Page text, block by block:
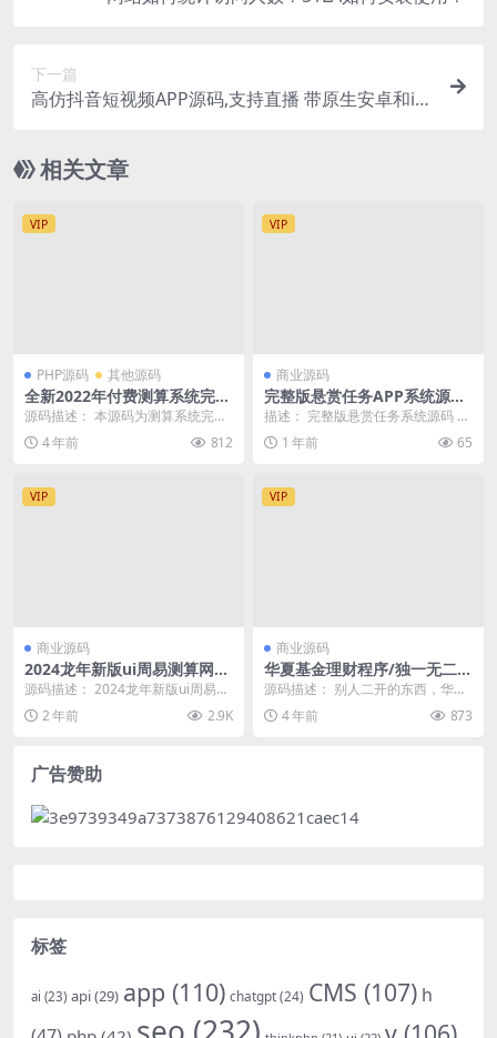
下一篇
高仿抖音短视频APP源码,支持直播 带原生安卓和io
相关文章
VIP
PHP源码 其他源码
全新2022年付费测算系统完整
版/完美对接支付结算
源码描述： 本源码为测算系统完整
版，为网友提供的娱乐信息服务！
站长安装本源码后...
4 年前 812
VIP
商业源码
完整版悬赏任务APP系统源码
带视频教程
描述： 完整版悬赏任务系统源码 带
视频教程 前端uniapp 后端PHP 功
能说...1 年前 65
VIP
商业源码
2024龙年新版ui周易测算网站
H5源码/在线起名网站源码/运
势测算网站系统
源码描述： 2024龙年新版ui周易测
算网站H5源码/在线起名网站源码/
运势测算...
2 年前 2.9K
VIP
商业源码
华夏基金理财程序/独一无二的
功能逻辑/在线客服
源码描述： 别人二开的东西，华夏
基金投资理财源码 基金理财程序，
整个前端重构，独...
4 年前 873
广告赞助
标签
ai (23) api(29) app (110) chatgpt(24) CMS (107) h